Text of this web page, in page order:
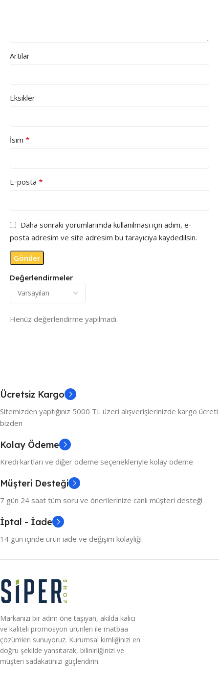
Değerlendirmeler
Henüz değerlendirme yapılmadı.
Artılar
Eksikler
İsim *
E-posta *
Daha sonraki yorumlarımda kullanılması için adım, e-
posta adresim ve site adresim bu tarayıcıya kaydedilsin.
Ücretsiz Kargo
Sitemizden yaptığınız 5000 TL üzeri alışverişlerinizde kargo ücreti
bizden
Kolay Ödeme
Kredi kartları ve diğer ödeme seçenekleriyle kolay ödeme
Müşteri Desteği
7 gün 24 saat tüm soru ve önerilerinize canlı müşteri desteği
İptal - İade
14 gün içinde ürün iade ve değişim kolaylığı
Markanızı bir adım öne taşıyan, akılda kalıcı
ve kaliteli promosyon ürünleri ile matbaa
çözümleri sunuyoruz. Kurumsal kimliğinizi en
doğru şekilde yansıtarak, bilinirliğinizi ve
müşteri sadakatinizi güçlendirin.